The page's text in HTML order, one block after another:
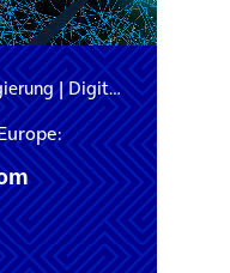
|Digitalpolitik